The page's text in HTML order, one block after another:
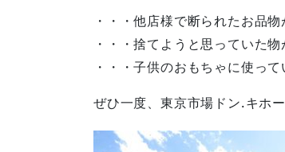
・・・他店様で断られたお品
・・・捨てようと思っていた
・・・子供のおもちゃに使っ
ぜひ一度、東京市場ドン.キホ